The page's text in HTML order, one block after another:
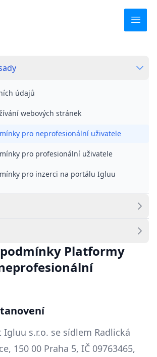
543 728
Přihlásit se
údajů
webových stránek
pro neprofesionální uživatele
pro profesionální uživatele
pro inzerci na portálu Igluu
Platformy
Igluu s.r.o. se sídlem Radlická
150 00 Praha 5, IČ 09763465,